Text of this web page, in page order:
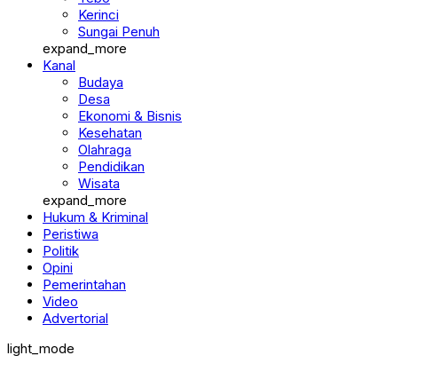
Kerinci
Sungai Penuh
expand_more
Kanal
Budaya
Desa
Ekonomi & Bisnis
Kesehatan
Olahraga
Pendidikan
Wisata
expand_more
Hukum & Kriminal
Peristiwa
Politik
Opini
Pemerintahan
Video
Advertorial
light_mode